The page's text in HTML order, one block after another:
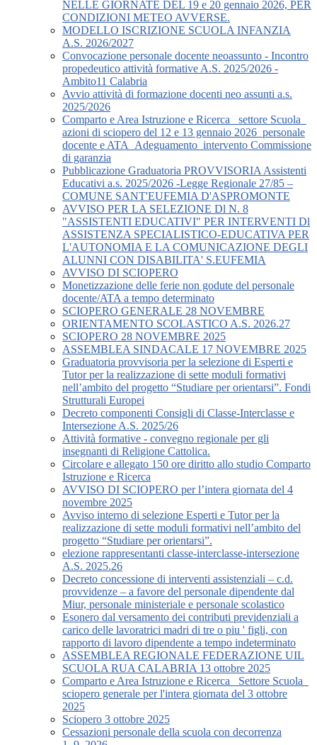
NELLE GIORNATE DEL 19 e 20 gennaio 2026, PER
CONDIZIONI METEO AVVERSE.
MODELLO ISCRIZIONE SCUOLA INFANZIA
A.S. 2026/2027
Convocazione personale docente neoassunto - Incontro
propedeutico attività formative A.S. 2025/2026 -
Ambito11 Calabria
Avvio attività di formazione docenti neo assunti a.s.
2025/2026
Comparto e Area Istruzione e Ricerca_ settore Scuola_
azioni di sciopero del 12 e 13 gennaio 2026_personale
docente e ATA_Adeguamento_intervento Commissione
di garanzia
Pubblicazione Graduatoria PROVVISORIA Assistenti
Educativi a.s. 2025/2026 -Legge Regionale 27/85 –
COMUNE SANT'EUFEMIA D'ASPROMONTE
AVVISO PER LA SELEZIONE Dl N. 8
"ASSISTENTI EDUCATIVI" PER INTERVENTI Dl
ASSISTENZA SPECIALISTICO-EDUCATIVA PER
L'AUTONOMIA E LA COMUNICAZIONE DEGLI
ALUNNI CON DISABILITA' S.EUFEMIA
AVVISO DI SCIOPERO
Monetizzazione delle ferie non godute del personale
docente/ATA a tempo determinato
SCIOPERO GENERALE 28 NOVEMBRE
ORIENTAMENTO SCOLASTICO A.S. 2026.27
SCIOPERO 28 NOVEMBRE 2025
ASSEMBLEA SINDACALE 17 NOVEMBRE 2025
Graduatoria provvisoria per la selezione di Esperti e
Tutor per la realizzazione di sette moduli formativi
nell’ambito del progetto “Studiare per orientarsi”. Fondi
Strutturali Europei
Decreto componenti Consigli di Classe-Interclasse e
Intersezione A.S. 2025/26
Attività formative - convegno regionale per gli
insegnanti di Religione Cattolica.
Circolare e allegato 150 ore diritto allo studio Comparto
Istruzione e Ricerca
AVVISO DI SCIOPERO per l’intera giornata del 4
novembre 2025
Avviso interno di selezione Esperti e Tutor per la
realizzazione di sette moduli formativi nell’ambito del
progetto “Studiare per orientarsi”.
elezione rappresentanti classe-interclasse-intersezione
A.S. 2025.26
Decreto concessione di interventi assistenziali – c.d.
provvidenze – a favore del personale dipendente dal
Miur, personale ministeriale e personale scolastico
Esonero dal versamento dei contributi previdenziali a
carico delle lavoratrici madri di tre o piu ' figli, con
rapporto di lavoro dipendente a tempo indeterminato
ASSEMBLEA REGIONALE FEDERAZIONE UIL
SCUOLA RUA CALABRIA 13 ottobre 2025
Comparto e Area Istruzione e Ricerca_ Settore Scuola_
sciopero generale per l'intera giornata del 3 ottobre
2025
Sciopero 3 ottobre 2025
Cessazioni personale della scuola con decorrenza